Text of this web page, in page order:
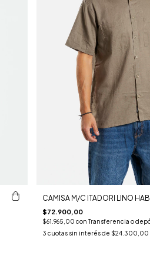
CAMISA M/C ITADORI LINO
$72.900,00
$61.965,00 con Transferencia o
3 cuotas sin interés de $24.300,00